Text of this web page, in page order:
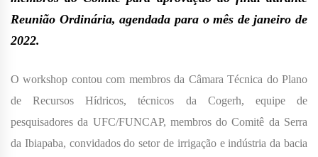
Reunião Ordinária, agendada para o mês de janeiro de
2022.
O workshop contou com membros da Câmara Técnica do Plano
de Recursos Hídricos, técnicos da Cogerh, equipe de
pesquisadores da UFC/FUNCAP, membros do Comitê da Serra
da Ibiapaba, convidados do setor de irrigação e indústria da bacia